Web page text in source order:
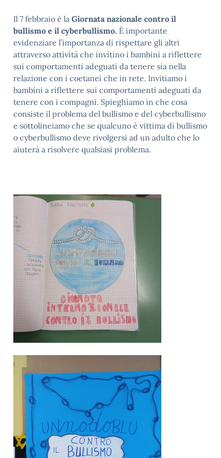
Il 7 febbraio è la Giornata nazionale contro il
bullismo e il cyberbullismo. È importante
evidenziare l’importanza di rispettare gli altri
attraverso attività che invitino i bambini a riflettere
sui comportamenti adeguati da tenere sia nella
relazione con i coetanei che in rete. Invitiamo i
bambini a riflettere sui comportamenti adeguati da
tenere con i compagni. Spieghiamo in che cosa
consiste il problema del bullismo e del cyberbullismo
e sottolineiamo che se qualcuno è vittima di bullismo
o cyberbullismo deve rivolgersi ad un adulto che lo
aiuterà a risolvere qualsiasi problema.